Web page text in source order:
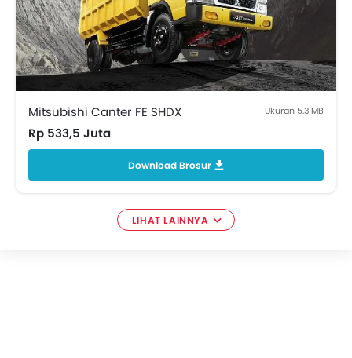
Mitsubishi Canter FE SHDX Ukuran 5.3 MB
Rp 533,5 Juta
Download Brosur
LIHAT LAINNYA